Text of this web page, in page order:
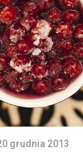
grudnia 2013